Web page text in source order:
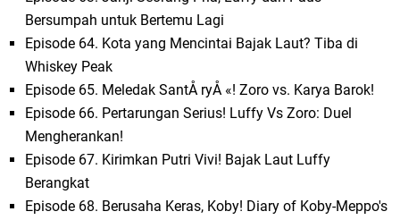
Bersumpah untuk Bertemu Lagi
Episode 64. Kota yang Mencintai Bajak Laut? Tiba di
Whiskey Peak
Episode 65. Meledak SantÅ ryÅ «! Zoro vs. Karya Barok!
Episode 66. Pertarungan Serius! Luffy Vs Zoro: Duel
Mengherankan!
Episode 67. Kirimkan Putri Vivi! Bajak Laut Luffy
Berangkat
Episode 68. Berusaha Keras, Koby! Diary of Koby-Meppo's